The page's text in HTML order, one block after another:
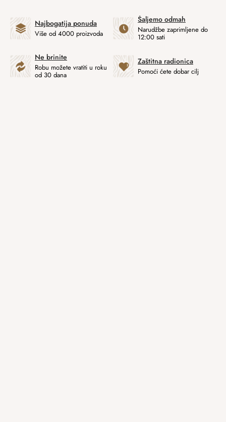
Najbogatija ponuda
Više od 4000 proizvoda
Šaljemo odmah
Narudžbe zaprimljene do
12:00 sati
Ne brinite
Robu možete vratiti u roku
od 30 dana
Zaštitna radionica
Pomoći ćete dobar cilj